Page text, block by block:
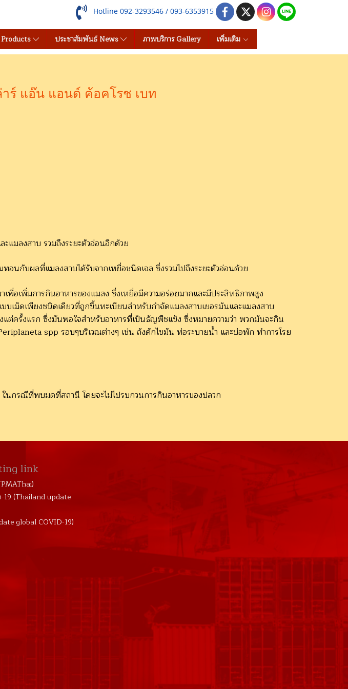
Hotline 092-3293546 / 093-6353915
ประชาสัมพันธ์ News ภาพบริการ Gallery เพิ่มเติม
ร์ แอ๊น แอนด์ ค้อคโรช เบท
แมลงสาบ รวมถึงระยะตัวอ่อนอีกด้วย
นกับผลที่แมลงสาบได้รับจากเหยื่อชนิดเจล ซึ่งรวมไปถึงระยะตัวอ่อนด้วย
อเพิ่มการกินอาหารของแมลง ซึ่งเหยื่อมีความอร่อยมากและมีประสิทธิภาพสูง
เม็ดเพียงชนิดเดียวที่ถูกขึ้นทะเบียนสำหรับกำจัดแมลงสาบเยอรมันและแมลงสาบ
ต่ครั้งแรก ซึ่งมันพอใจสำหรับอาหารที่เป็นธัญพืชแข็ง ซึ่งหมายความว่า พวกมันจะกิน
spp รอบๆบริเวณต่างๆ เช่น ถังดักไขมัน ท่อระบายน้ำ และบ่อพัก ทำการโรย
นกรณีที่พบมดที่สถานี โดยจะไม่ไปรบกวนการกินอาหารของปลวก
link
19 (Thailand update
global COVID-19)